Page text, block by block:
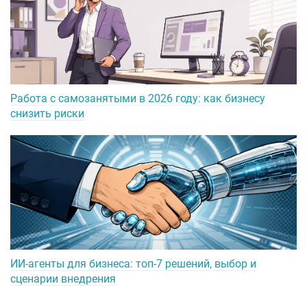
Работа с самозанятыми в 2026 году: как бизнесу
снизить риски
ИИ-агенты для бизнеса: топ-7 решений, выбор и
сценарии внедрения